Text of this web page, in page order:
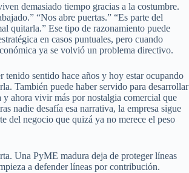
demasiado tiempo gracias a la costumbre.
“Nos abre puertas.” “Es parte del
quitarla.” Ese tipo de razonamiento puede
en casos puntuales, pero cuando
ya se volvió un problema directivo.
tenido sentido hace años y hoy estar ocupando
También puede haber servido para desarrollar
y ahora vivir más por nostalgia comercial que
nadie desafía esa narrativa, la empresa sigue
del negocio que quizá ya no merece el peso
Una PyME madura deja de proteger líneas
a defender líneas por contribución.